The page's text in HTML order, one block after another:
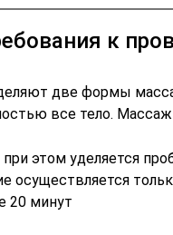
к
две формы
все тело. Массаж
этом уделяется
осуществляется
20 минут